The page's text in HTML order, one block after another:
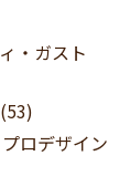
・ガスト
(53)
ロデザイン